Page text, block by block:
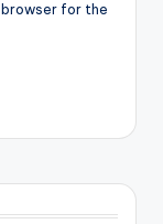
browser for the